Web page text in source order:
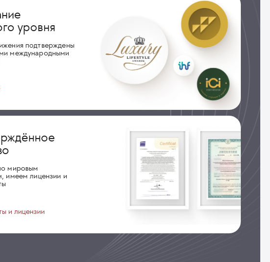
уровня
подтверждены
международными
мировым
имеем лицензии и
и лицензии